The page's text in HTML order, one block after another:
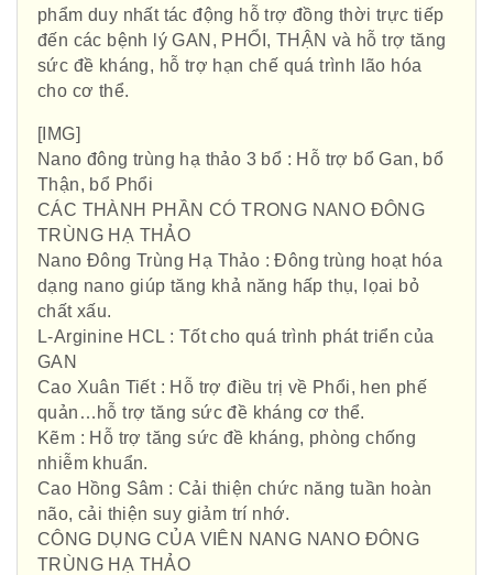
phẩm duy nhất tác động hỗ trợ đồng thời trực tiếp
đến các bệnh lý GAN, PHỔI, THẬN và hỗ trợ tăng
sức đề kháng, hỗ trợ hạn chế quá trình lão hóa
cho cơ thể.
[​IMG]
Nano đông trùng hạ thảo 3 bổ : Hỗ trợ bổ Gan, bổ
Thận, bổ Phổi
CÁC THÀNH PHẦN CÓ TRONG NANO ĐÔNG
TRÙNG HẠ THẢO
Nano Đông Trùng Hạ Thảo : Đông trùng hoạt hóa
dạng nano giúp tăng khả năng hấp thụ, lọai bỏ
chất xấu.
L-Arginine HCL : Tốt cho quá trình phát triển của
GAN
Cao Xuân Tiết : Hỗ trợ điều trị về Phổi, hen phế
quản…hỗ trợ tăng sức đề kháng cơ thể.
Kẽm : Hỗ trợ tăng sức đề kháng, phòng chống
nhiễm khuẩn.
Cao Hồng Sâm : Cải thiện chức năng tuần hoàn
não, cải thiện suy giảm trí nhớ.
CÔNG DỤNG CỦA VIÊN NANG NANO ĐÔNG
TRÙNG HẠ THẢO
Hội Đông Y TP. Hà Nội
Phái đoàn Liên minh Châu Âu tại
Việt Nam